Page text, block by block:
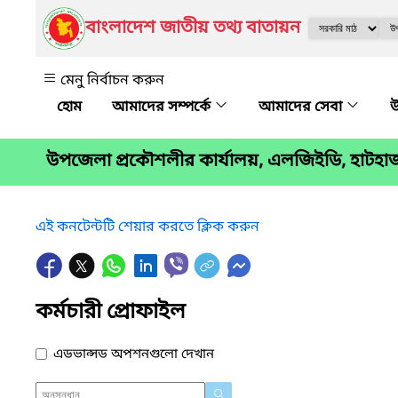
বাংলাদেশ জাতীয় তথ্য বাতায়ন
মেনু নির্বাচন করুন
আমাদের সম্পর্কে
আমাদের সেবা
উপজেলা প্রকৌশলীর কার্যালয়, এলজিইডি,
এই কনটেন্টটি শেয়ার করতে ক্লিক করুন
কর্মচারী প্রোফাইল
এডভান্সড অপশনগুলো দেখান